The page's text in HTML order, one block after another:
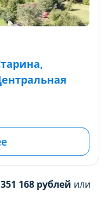
351 168 рублей или